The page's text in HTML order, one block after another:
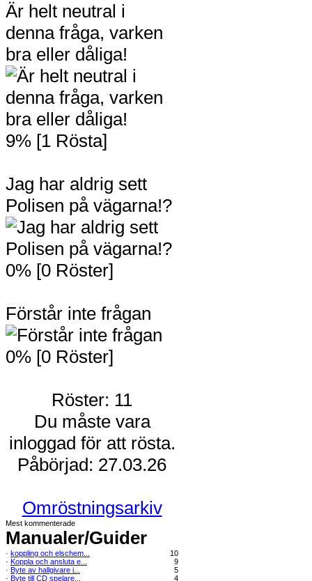
Är helt neutral i
denna fråga, varken
bra eller dåliga!
9% [1 Rösta]
Jag har aldrig sett
Polisen på vägarna!?
0% [0 Röster]
Förstår inte frågan
0% [0 Röster]
Röster: 11
Du måste vara
inloggad för att rösta.
Påbörjad: 27.03.26
Omröstningsarkiv
Mest kommenterade
Manualer/Guider
· koppling och elschem...
10
· Koppla och ansluta e...
9
· Byte av hallgivare i...
5
· Byte till CD spelare... 4